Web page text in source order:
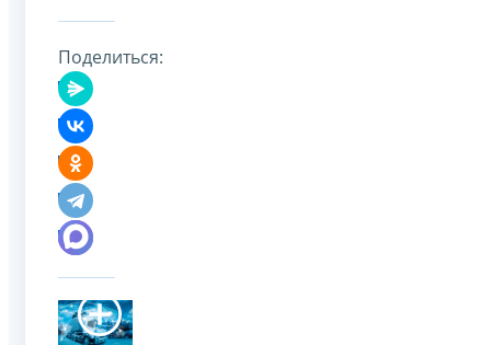
Поделиться: